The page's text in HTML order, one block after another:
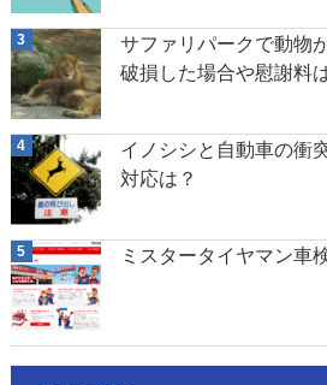
サファリパークで動物
破損した場合や慰謝料
イノシシと自動車の衝
対応は？
ミスタータイヤマン車